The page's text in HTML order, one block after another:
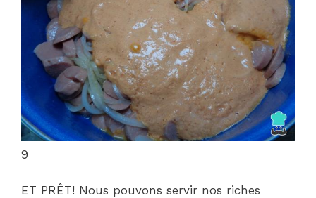
9
ET PRÊT! Nous pouvons servir nos riches